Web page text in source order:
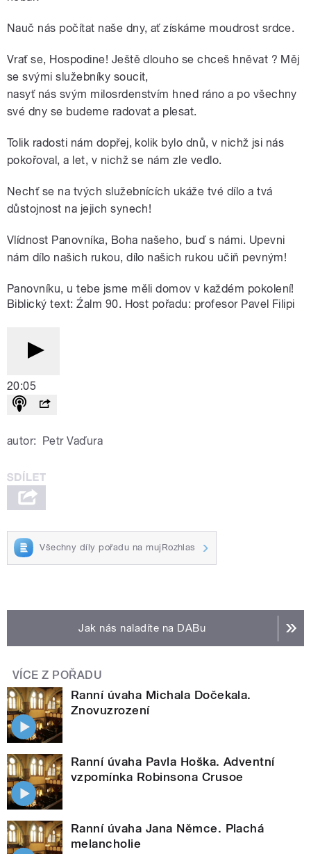
Nauč nás počítat naše dny, ať získáme moudrost srdce.
Vrať se, Hospodine! Ještě dlouho se chceš hněvat ? Měj
se svými služebníky soucit,
nasyť nás svým milosrdenstvím hned ráno a po všechny
své dny se budeme radovat a plesat.
Tolik radosti nám dopřej, kolik bylo dnů, v nichž jsi nás
pokořoval, a let, v nichž se nám zle vedlo.
Nechť se na tvých služebnících ukáže tvé dílo a tvá
důstojnost na jejich synech!
Vlídnost Panovníka, Boha našeho, buď s námi. Upevni
nám dílo našich rukou, dílo našich rukou učiň pevným!
Panovníku, u tebe jsme měli domov v každém pokolení!
Biblický text: Źalm 90. Host pořadu: profesor Pavel Filipi
20:05
autor: Petr Vaďura
Všechny díly pořadu na mujRozhlas
Jak nás naladíte na DABu
VÍCE Z POŘADU
Ranní úvaha Michala Dočekala.
Znovuzrození
Ranní úvaha Pavla Hoška. Adventní
vzpomínka Robinsona Crusoe
Ranní úvaha Jana Němce. Plachá
melancholie